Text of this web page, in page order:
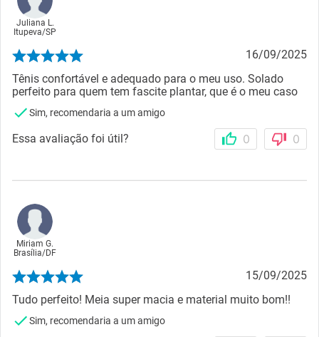
Juliana L.
Itupeva/SP
16/09/2025
Tênis confortável e adequado para o meu uso. Solado
perfeito para quem tem fascite plantar, que é o meu caso
Sim, recomendaria a um amigo
Essa avaliação foi útil? 0 0
Miriam G.
Brasília/DF
15/09/2025
Tudo perfeito! Meia super macia e material muito bom!!
Sim, recomendaria a um amigo